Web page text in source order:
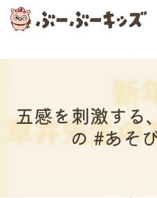
五感を刺激する
の #あそ